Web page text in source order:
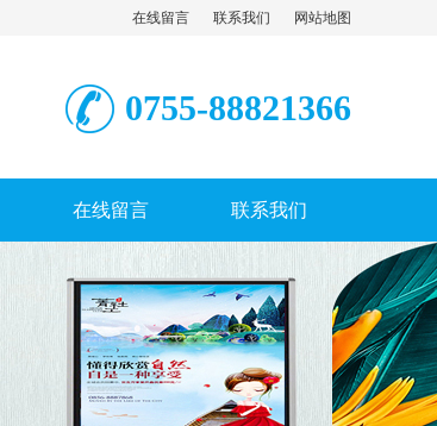
在线留言 联系我们 网站地图
0755-88821366
在线留言 联系我们